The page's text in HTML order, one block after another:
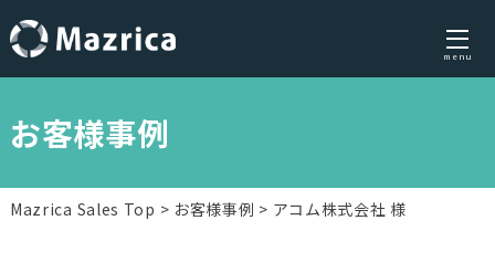
to
content
menu
お客様事例
Mazrica Sales Top お客様事例 アコム株式会社 様